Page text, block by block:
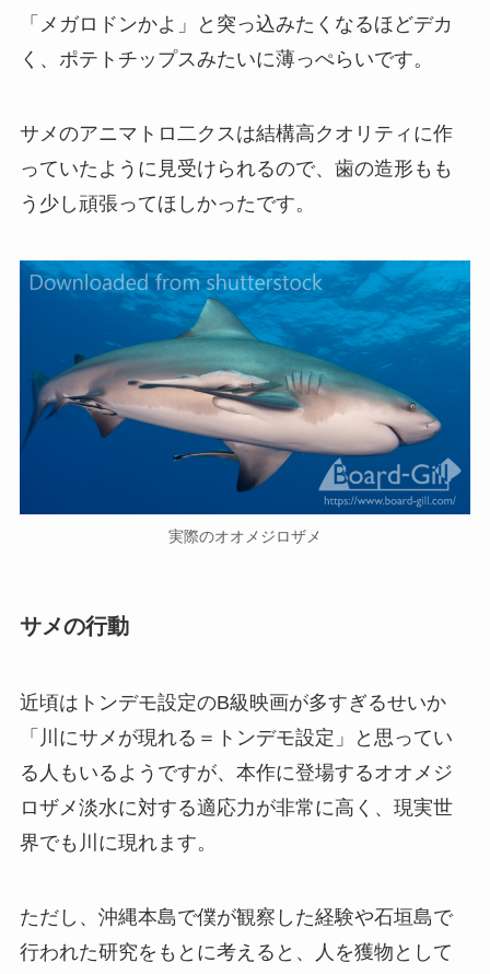
「メガロドンかよ」と突っ込みたくなるほどデカ
く、ポテトチップスみたいに薄っぺらいです。
サメのアニマトロ二クスは結構高クオリティに作
っていたように見受けられるので、歯の造形もも
う少し頑張ってほしかったです。
実際のオオメジロザメ
サメの行動
近頃はトンデモ設定のB級映画が多すぎるせいか
「川にサメが現れる＝トンデモ設定」と思ってい
る人もいるようですが、本作に登場するオオメジ
ロザメ淡水に対する適応力が非常に高く、現実世
界でも川に現れます。
ただし、沖縄本島で僕が観察した経験や石垣島で
行われた研究をもとに考えると、人を獲物として